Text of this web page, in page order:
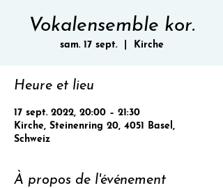
Vokalensemble kor.
sam. 17 sept.
  |
Kirche
Heure et lieu
17 sept. 2022, 20:00 – 21:30
Kirche, Steinenring 20, 4051 Basel,
Schweiz
À propos de l'événement